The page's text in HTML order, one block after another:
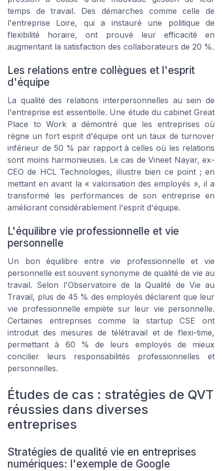
temps de travail. Des démarches comme celle de
l'entreprise Loire, qui a instauré une politique de
flexibilité horaire, ont prouvé leur efficacité en
augmentant la satisfaction des collaborateurs de 20 %.
Les relations entre collègues et l'esprit
d'équipe
La qualité des relations interpersonnelles au sein de
l'entreprise est essentielle. Une étude du cabinet Great
Place to Work a démontré que les entreprises où
règne un fort esprit d'équipe ont un taux de turnover
inférieur de 50 % par rapport à celles où les relations
sont moins harmonieuses. Le cas de Vineet Nayar, ex-
CEO de HCL Technologies, illustre bien ce point ; en
mettant en avant la « valorisation des employés », il a
transformé les performances de son entreprise en
améliorant considérablement l'esprit d'équipe.
L'équilibre vie professionnelle et vie
personnelle
Un bon équilibre entre vie professionnelle et vie
personnelle est souvent synonyme de qualité de vie au
travail. Selon l'Observatoire de la Qualité de Vie au
Travail, plus de 45 % des employés déclarent que leur
vie professionnelle empiète sur leur vie personnelle.
Certaines entreprises comme la startup CSE ont
introduit des mesures de télétravail et de flexi-time,
permettant à 60 % de leurs employés de mieux
concilier leurs responsabilités professionnelles et
personnelles.
Études de cas : stratégies de QVT
réussies dans diverses
entreprises
Stratégies de qualité vie en entreprises
numériques: l'exemple de Google